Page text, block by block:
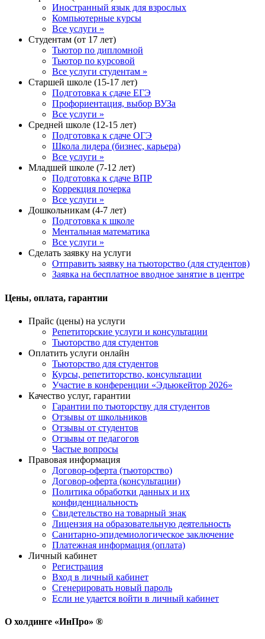
Иностранный язык для взрослых
Компьютерные курсы
Все услуги »
Студентам (от 17 лет)
Тьютор по дипломной
Тьютор по курсовой
Все услуги студентам »
Старшей школе (15-17 лет)
Подготовка к сдаче ЕГЭ
Профориентация, выбор ВУЗа
Все услуги »
Средней школе (12-15 лет)
Подготовка к сдаче ОГЭ
Школа лидера (бизнес, карьера)
Все услуги »
Младшей школе (7-12 лет)
Подготовка к сдаче ВПР
Коррекция почерка
Все услуги »
Дошкольникам (4-7 лет)
Подготовка к школе
Ментальная математика
Все услуги »
Сделать заявку на услуги
Отправить заявку на тьюторство (для студентов)
Заявка на бесплатное вводное занятие в центре
Цены, оплата, гарантии
Прайс (цены) на услуги
Репетиторские услуги и консультации
Тьюторство для студентов
Оплатить услуги онлайн
Тьюторство для студентов
Курсы, репетиторство, консультации
Участие в конференции «Эдьюкейтор 2026»
Качество услуг, гарантии
Гарантии по тьюторству для студентов
Отзывы от школьников
Отзывы от студентов
Отзывы от педагогов
Частые вопросы
Правовая информация
Договор-оферта (тьюторство)
Договор-оферта (консультации)
Политика обработки данных и их
конфиденциальность
Свидетельство на товарный знак
Лицензия на образовательную деятельность
Санитарно-эпидемиологическое заключение
Платежная информация (оплата)
Личный кабинет
Регистрация
Вход в личный кабинет
Сгенерировать новый пароль
Если не удается войти в личный кабинет
О холдинге «ИнПро» ®